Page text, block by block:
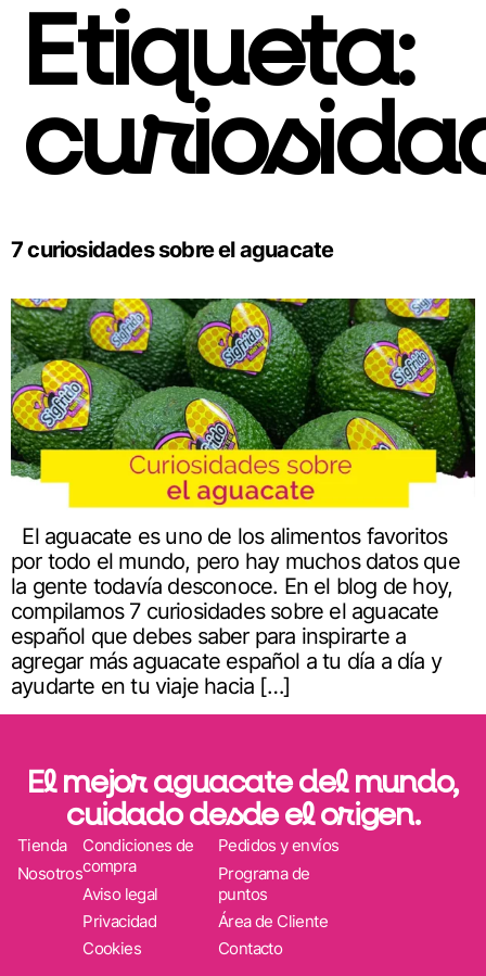
Etiqueta:
7 curiosidades sobre el aguacate
El aguacate es uno de los alimentos favoritos
por todo el mundo, pero hay muchos datos que
la gente todavía desconoce. En el blog de hoy,
compilamos 7 curiosidades sobre el aguacate
español que debes saber para inspirarte a
agregar más aguacate español a tu día a día y
ayudarte en tu viaje hacia […]
El mejor aguacate del mundo,
cuidado desde el origen.
Tienda
Nosotros
Pedidos y envíos
Programa de
puntos
Área de Cliente
Contacto
Condiciones de
compra
Aviso legal
Privacidad
Cookies